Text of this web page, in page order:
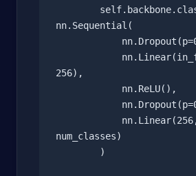
nn.Sequential(
256),
num_classes)